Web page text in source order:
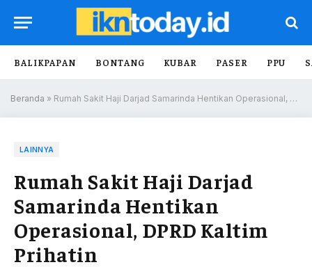
BALIKPAPAN BONTANG KUBAR PASER PPU
Beranda » Rumah Sakit Haji Darjad Samarinda Hentikan Operasional, DPRD Kaltim Prihatin
LAINNYA
Rumah Sakit Haji Darjad
Samarinda Hentikan
Operasional, DPRD Kaltim
Prihatin